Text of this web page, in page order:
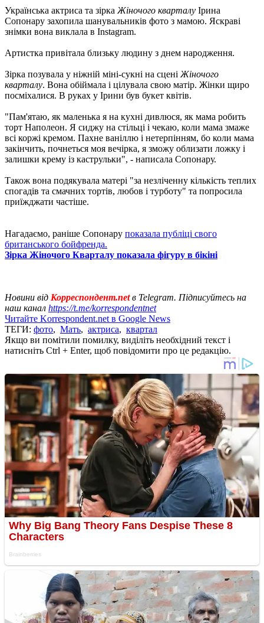
Українська актриса та зірка Жіночого кварталу Ірина
Сопонару захопила шанувальників фото з мамою. Яскраві
знімки вона виклала в Instagram.
Артистка привітала близьку людину з днем ​​народження.
Зірка позувала у ніжній міні-сукні на сцені Жіночого
кварталу. Вона обіймала і цілувала свою матір. Жінки щиро
посміхалися. В руках у Ірини був букет квітів.
"Пам'ятаю, як маленька я на кухні дивлюся, як мама робить
торт Наполеон. Я сиджу на стільці і чекаю, коли мама змаже
всі коржі кремом. Пахне ваніллю і нетерпінням, бо коли мама
закінчить, почнеться моя вечірка, я зможу облизати ложку і
залишки крему із каструльки", - написала Сопонару.
Також вона подякувала матері "за незліченну кількість теплих
спогадів та смачних тортів, любов і турботу" та попросила
приїжджати частіше.
Нагадаємо, раніше Сопонару показала публіці свого
британського бойфренда.
Зірка Жіночого Кварталу показала фігуру в бікіні
Новини від Корреспондент.netв Telegram. Підписуйтесь на
наш канал https://t.me/korrespondentnet
Читайте Korrespondent.net в Google News
ТЕГИ: фото, Мать, актриса, квартал
Якщо ви помітили помилку, виділіть необхідний текст і
натисніть Ctrl + Enter, щоб повідомити про це редакцію.